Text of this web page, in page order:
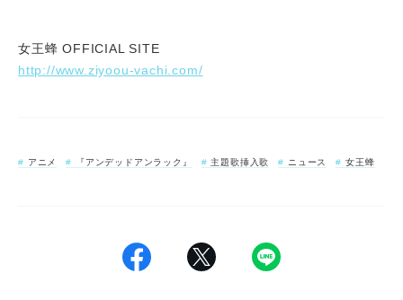
女王蜂 OFFICIAL SITE
http://www.ziyoou-vachi.com/
アニメ 『アンデッドアンラック』 主題歌挿入歌 ニュース 女王蜂